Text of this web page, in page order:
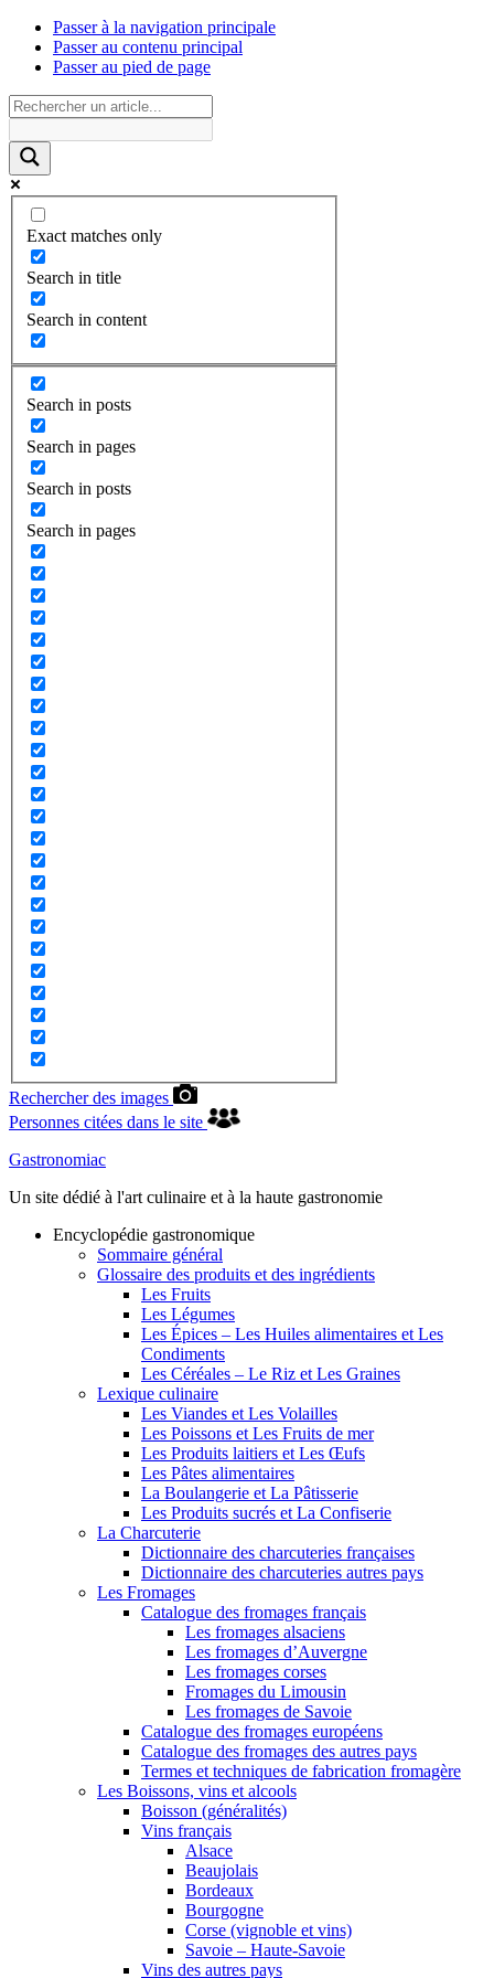
Passer à la navigation principale
Passer au contenu principal
Passer au pied de page
Exact matches only
Search in title
Search in content
Search in posts
Search in pages
Search in posts
Search in pages
Rechercher des images
Personnes citées dans le site
Gastronomiac
Un site dédié à l'art culinaire et à la haute gastronomie
Encyclopédie gastronomique
Sommaire général
Glossaire des produits et des ingrédients
Les Fruits
Les Légumes
Les Épices – Les Huiles alimentaires et Les
Condiments
Les Céréales – Le Riz et Les Graines
Lexique culinaire
Les Viandes et Les Volailles
Les Poissons et Les Fruits de mer
Les Produits laitiers et Les Œufs
Les Pâtes alimentaires
La Boulangerie et La Pâtisserie
Les Produits sucrés et La Confiserie
La Charcuterie
Dictionnaire des charcuteries françaises
Dictionnaire des charcuteries autres pays
Les Fromages
Catalogue des fromages français
Les fromages alsaciens
Les fromages d’Auvergne
Les fromages corses
Fromages du Limousin
Les fromages de Savoie
Catalogue des fromages européens
Catalogue des fromages des autres pays
Termes et techniques de fabrication fromagère
Les Boissons, vins et alcools
Boisson (généralités)
Vins français
Alsace
Beaujolais
Bordeaux
Bourgogne
Corse (vignoble et vins)
Savoie – Haute-Savoie
Vins des autres pays